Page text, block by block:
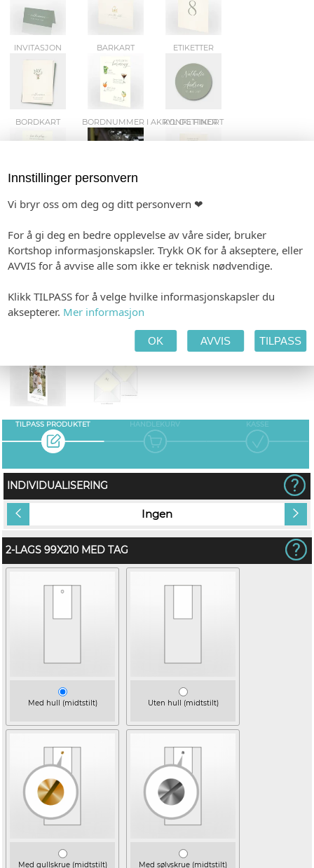
INVITASJON BARKART ETIKETTER
BORDKART BORDNUMMER I AKRYL OG FINER
KONFETTIKORT
VIELSEPROGRAM SMÅ PLAKATER TALEKORT
TILPASS PRODUKTET HANDLEKURV KASSE
INDIVIDUALISERING
Ingen
2-LAGS 99X210 MED TAG
Med hull (midtstilt) Uten hull (midtstilt)
Med gullskrue (midtstilt)
Med sølvskrue (midtstilt)
Innstillinger personvern
Vi bryr oss om deg og ditt personvern ❤
For å gi deg en bedre opplevelse av våre sider, bruker
Kortshop informasjonskapsler. Trykk OK for å akseptere, eller
AVVIS for å avvise alle som ikke er teknisk nødvendige.
Klikk TILPASS for å velge hvilke informasjonskapsler du
aksepterer. Mer informasjon
OK AVVIS TILPASS